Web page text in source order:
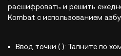
расшифровать и решить
Kombat с использованием
Ввод точки (.): Тапните по